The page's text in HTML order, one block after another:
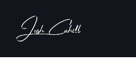
content